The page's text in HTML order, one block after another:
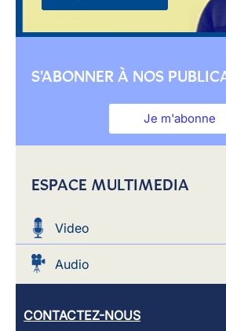
S'ABONNER À NOS
Je m'abonne
ESPACE MULTIMEDIA
Video
Audio
CONTACTEZ-NOUS